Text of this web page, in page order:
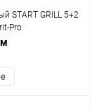
START GRILL 5+2
Pro